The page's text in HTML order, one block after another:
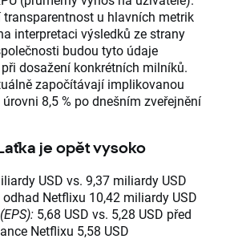
u hlavních metrik
interpretaci výsledků ze strany
budou tyto údaje
dosažení konkrétních milníků.
započítávají implikovanou
8,5 % po dnešním zveřejnění
je opět vysoko
USD vs. 9,37 miliardy USD
odhad Netflixu 10,42 miliardy USD
5,68 USD vs. 5,28 USD před
Netflixu 5,58 USD